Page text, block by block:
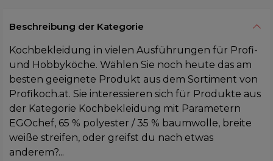
Beschreibung der Kategorie
Kochbekleidung in vielen Ausführungen für Profi-
und Hobbyköche. Wählen Sie noch heute das am
besten geeignete Produkt aus dem Sortiment von
Profikoch.at. Sie interessieren sich für Produkte aus
der Kategorie Kochbekleidung mit Parametern
EGOchef, 65 % polyester / 35 % baumwolle, breite
weiße streifen, oder greifst du nach etwas
anderem?...